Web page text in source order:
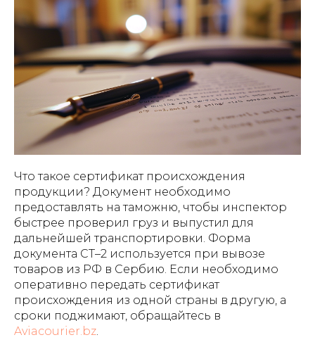
Что такое сертификат происхождения
продукции? Документ необходимо
предоставлять на таможню, чтобы инспектор
быстрее проверил груз и выпустил для
дальнейшей транспортировки. Форма
документа СТ–2 используется при вывозе
товаров из РФ в Сербию. Если необходимо
оперативно передать сертификат
происхождения из одной страны в другую, а
сроки поджимают, обращайтесь в
Aviacourier.bz